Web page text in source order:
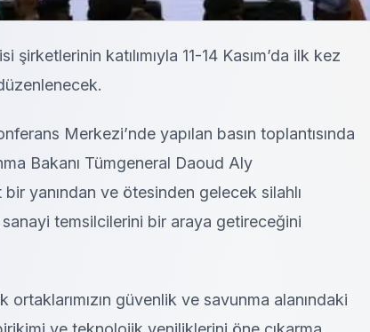
katılımıyla 11-14 Kasım’da ilk kez
Merkezi’nde yapılan basın toplantısında
Bakanı Tümgeneral Daoud Aly
yanından ve ötesinden gelecek silahlı
temsilcilerini bir araya getireceğini
güvenlik ve savunma alanındaki